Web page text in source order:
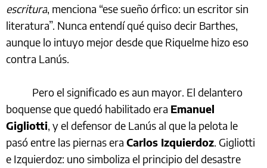
escritura, menciona “ese sueño órfico: un escritor sin
literatura”. Nunca entendí qué quiso decir Barthes,
aunque lo intuyo mejor desde que Riquelme hizo eso
contra Lanús.
Pero el significado es aun mayor. El delantero
boquense que quedó habilitado era Emanuel
Gigliotti, y el defensor de Lanús al que la pelota le
pasó entre las piernas era Carlos Izquierdoz. Gigliotti
e Izquierdoz: uno simboliza el principio del desastre